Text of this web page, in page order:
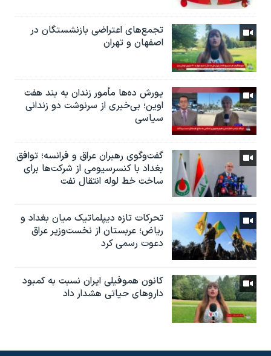
تجمع‌های اعتراضی بازنشستگان در
اصفهان و تهران
یورش ده‌ها مأمور زندان به بند هفت
اوین؛ بی‌خبری از سرنوشت دو زندانی
سیاسی
گفت‌وگوی رهبران عراق و فرانسه؛ توافق
بغداد با کنسرسیومی از شرکت‌ها برای
ساخت خط لوله انتقال نفت
تحرکات تازه دیپلماتیک میان بغداد و
ریاض؛ عربستان از نخست‌وزیر عراق
دعوت رسمی کرد
کانون هموفیلی ایران نسبت به کمبود
داروهای حیاتی هشدار داد